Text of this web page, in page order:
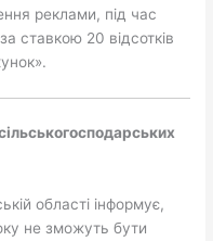
реклами, під час
ставкою 20 відсотків
господарських
області інформує,
не зможуть бути